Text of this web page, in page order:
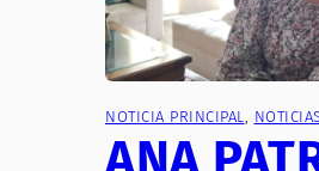
NOTICIA PRINCIPAL
ANA